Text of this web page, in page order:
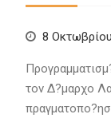
8
τον Δ?μαρχο